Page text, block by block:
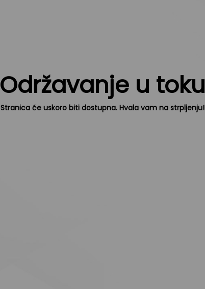
Održavanje u toku
Stranica će uskoro biti dostupna. Hvala vam na strpljenju!